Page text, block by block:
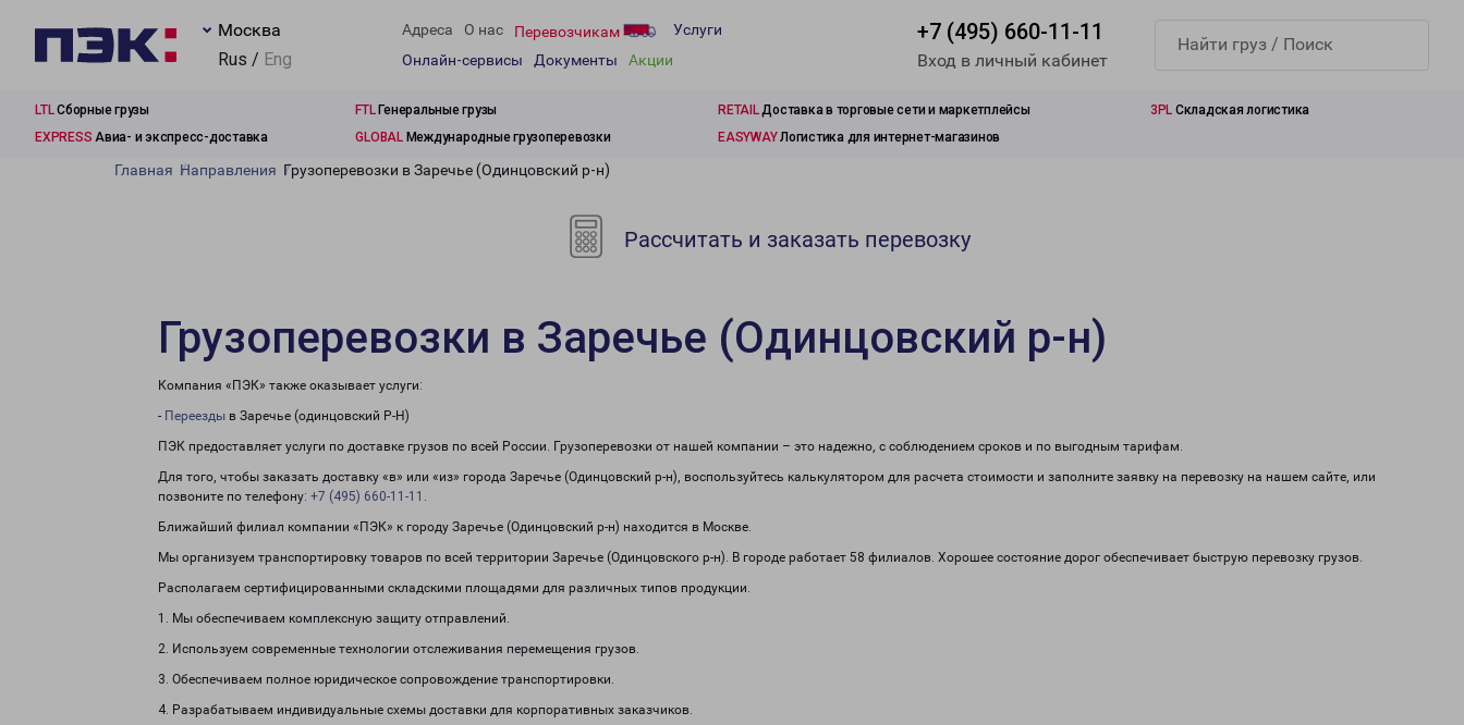
Москва
Rus / Eng
Адреса О нас Перевозчикам
Услуги
Онлайн-сервисы
Документы Акции
+7 (495) 660-11-11
Вход в личный кабинет
LTLСборные грузы FTLГенеральные грузы RETAILДоставка в торговые сети и маркетплейсы 3PL Складская логистика
EXPRESS Авиа- и экспресс-доставка GLOBALМеждународные грузоперевозки EASYWAYЛогистика для интернет-магазинов
Главная Направления Грузоперевозки в Заречье (Одинцовский р-н)
Рассчитать и заказать перевозку
Грузоперевозки в Заречье (Одинцовский р-н)
Компания «ПЭК» также оказывает услуги:
- Переезды в Заречье (одинцовский Р-Н)
ПЭК предоставляет услуги по доставке грузов по всей России. Грузоперевозки от нашей компании – это надежно, с соблюдением сроков и по выгодным тарифам.
Для того, чтобы заказать доставку «в» или «из» города Заречье (Одинцовский р-н), воспользуйтесь калькулятором для расчета стоимости и заполните заявку на перевозку на нашем сайте, или
позвоните по телефону: +7 (495) 660-11-11 .
Ближайший филиал компании «ПЭК» к городу Заречье (Одинцовский р-н) находится в Москве.
Мы организуем транспортировку товаров по всей территории Заречье (Одинцовского р-н). В городе работает 58 филиалов. Хорошее состояние дорог обеспечивает быструю перевозку грузов.
Располагаем сертифицированными складскими площадями для различных типов продукции.
1. Мы обеспечиваем комплексную защиту отправлений.
2. Используем современные технологии отслеживания перемещения грузов.
3. Обеспечиваем полное юридическое сопровождение транспортировки.
4. Разрабатываем индивидуальные схемы доставки для корпоративных заказчиков.